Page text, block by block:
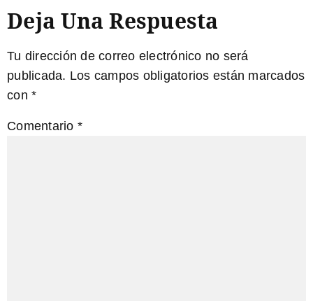
Deja Una Respuesta
Tu dirección de correo electrónico no será
publicada. Los campos obligatorios están marcados
con *
Comentario *